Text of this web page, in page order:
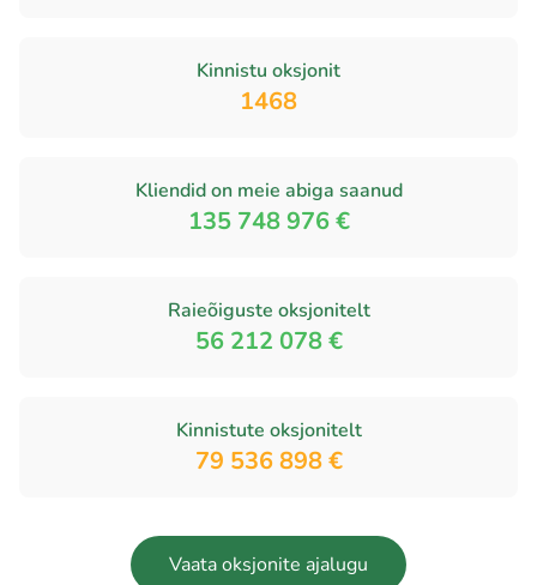
Kinnistu oksjonit
1468
Kliendid on meie abiga saanud
135 748 976 €
Raieõiguste oksjonitelt
56 212 078 €
Kinnistute oksjonitelt
79 536 898 €
Vaata oksjonite ajalugu